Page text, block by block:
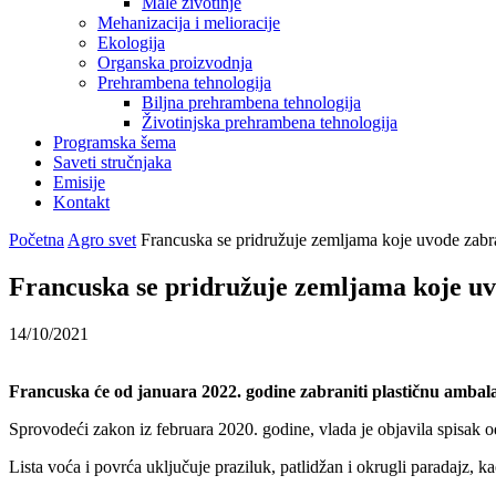
Mehanizacija i melioracije
Ekologija
Organska proizvodnja
Prehrambena tehnologija
Biljna prehrambena tehnologija
Životinjska prehrambena tehnologija
Programska šema
Saveti stručnjaka
Emisije
Kontakt
Početna Agro svet Francuska se pridružuje zemljama koje uvode
Francuska se pridružuje zemljama koje
14/10/2021
Francuska će od januara 2022. godine zabraniti plastičnu
Sprovodeći zakon iz februara 2020. godine, vlada je objavila spisak
Lista voća i povrća uključuje praziluk, patlidžan i okrugli paradajz,